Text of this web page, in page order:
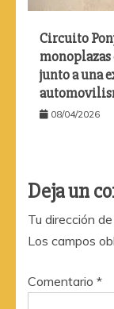
Circuito
monoplazas
junto a una
08/04/2026
Deja un
Tu dirección
Los campos
Comentario *